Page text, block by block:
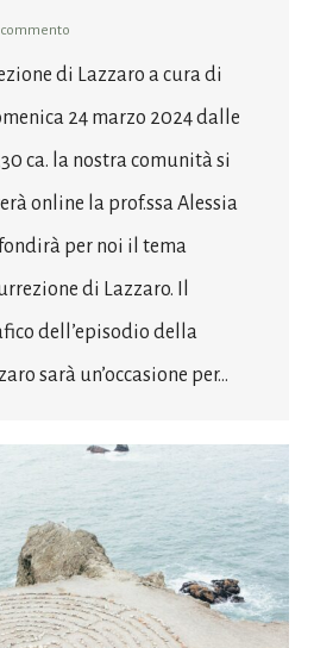
commento
di Lazzaro a cura di
24 marzo 2024 dalle
ca. la nostra comunità si
online la prof.ssa Alessia
per noi il tema
di Lazzaro. Il
dell’episodio della
sarà un’occasione per…